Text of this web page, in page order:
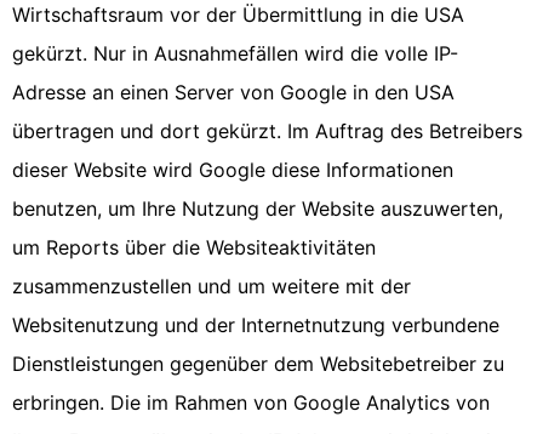
Wirtschaftsraum vor der Übermittlung in die USA
gekürzt. Nur in Ausnahmefällen wird die volle IP-
Adresse an einen Server von Google in den USA
übertragen und dort gekürzt. Im Auftrag des Betreibers
dieser Website wird Google diese Informationen
benutzen, um Ihre Nutzung der Website auszuwerten,
um Reports über die Websiteaktivitäten
zusammenzustellen und um weitere mit der
Websitenutzung und der Internetnutzung verbundene
Dienstleistungen gegenüber dem Websitebetreiber zu
erbringen. Die im Rahmen von Google Analytics von